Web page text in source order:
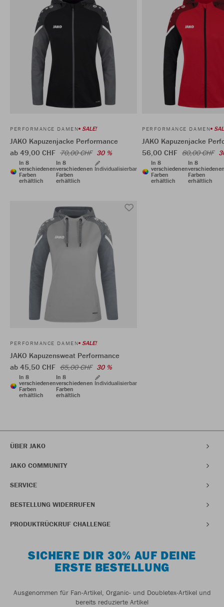
PERFORMANCE DAMEN SALE!
JAKO Kapuzenjacke Performance
ab 49,00 CHF 70,00 CHF 30 %
In 8
verschiedenen
Farben
erhältlich
In 8
verschiedenen
Farben
erhältlich
Individualisierbar
PERFORMANCE DAMEN
JAKO Kapuzenjacke
56,00 CHF 80,00 CHF
In 8
verschiedenen
Farben
erhältlich
In 8
Farben
erhältlich
PERFORMANCE DAMEN SALE!
JAKO Kapuzensweat Performance
ab 45,50 CHF 65,00 CHF 30 %
In 8
verschiedenen
Farben
erhältlich
In 8
verschiedenen
Farben
erhältlich
Individualisierbar
ÜBER JAKO
JAKO COMMUNITY
SERVICE
BESTELLUNG WIDERRUFEN
PRODUKTRÜCKRUF CHALLENGE
SICHERE DIR 30% AUF DEINE
ERSTE BESTELLUNG
Ausgenommen für Fan-Artikel, Organic- und Doubletex-Artikel und
bereits reduzierte Artikel